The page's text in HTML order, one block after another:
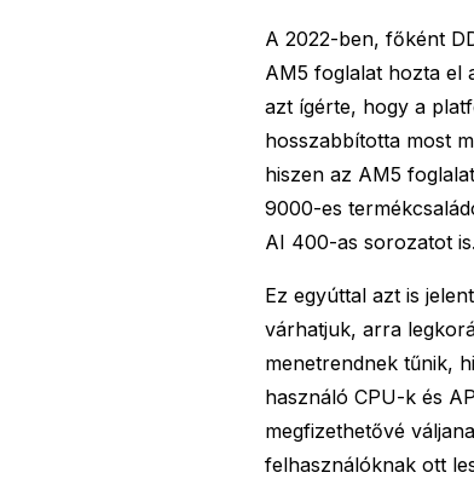
A 2022-ben, főként
AM5 foglalat hozta el
azt ígérte, hogy a
hosszabbította most
hiszen az AM5
9000-es
AI 400-as sorozatot is.
Ez egyúttal azt is
várhatjuk, arra
menetrendnek tűnik,
használó CPU-k és
megfizethetővé
felhasználóknak ott